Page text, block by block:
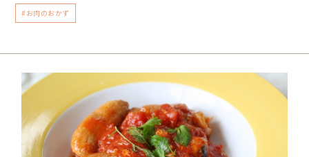
#お肉のおかず